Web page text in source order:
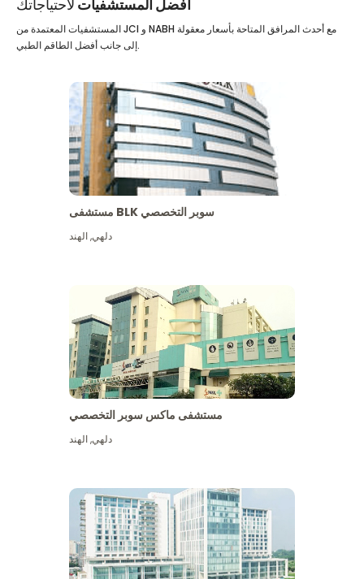
أفضل المستشفيات لاحتياجاتك
المستشفيات المعتمدة من JCI و NABH مع أحدث المرافق المتاحة بأسعار معقولة
إلى جانب أفضل الطاقم الطبي.
مستشفى BLK سوبر التخصصي
دلهي,الهند
مستشفى ماكس سوبر التخصصي
دلهي,الهند